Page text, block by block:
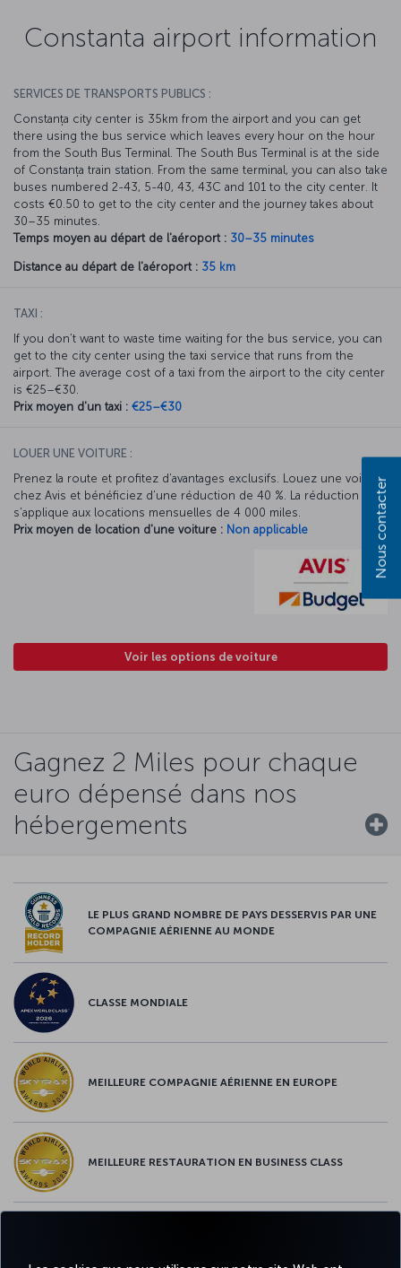
Constanta airport information
SERVICES DE TRANSPORTS PUBLICS :
Constanța city center is 35km from the airport and you can get
there using the bus service which leaves every hour on the hour
from the South Bus Terminal. The South Bus Terminal is at the side
of Constanța train station. From the same terminal, you can also take
buses numbered 2-43, 5-40, 43, 43C and 101 to the city center. It
costs €0.50 to get to the city center and the journey takes about
30–35 minutes.
Temps moyen au départ de l'aéroport : 30–35 minutes
Distance au départ de l'aéroport : 35 km
TAXI :
If you don’t want to waste time waiting for the bus service, you can
get to the city center using the taxi service that runs from the
airport. The average cost of a taxi from the airport to the city center
is €25–€30.
Prix moyen d'un taxi : €25–€30
LOUER UNE VOITURE :
Prenez la route et profitez d’avantages exclusifs. Louez une voiture
chez Avis et bénéficiez d’une réduction de 40 %. La réduction Avis
s’applique aux locations mensuelles de 4 000 miles.
Prix moyen de location d'une voiture : Non applicable
Voir les options de voiture
Gagnez 2 Miles pour chaque
euro dépensé dans nos
hébergements
LE PLUS GRAND NOMBRE DE PAYS DESSERVIS PAR UNE
COMPAGNIE AÉRIENNE AU MONDE
CLASSE MONDIALE
MEILLEURE COMPAGNIE AÉRIENNE EN EUROPE
MEILLEURE RESTAURATION EN BUSINESS CLASS
Nous contacter